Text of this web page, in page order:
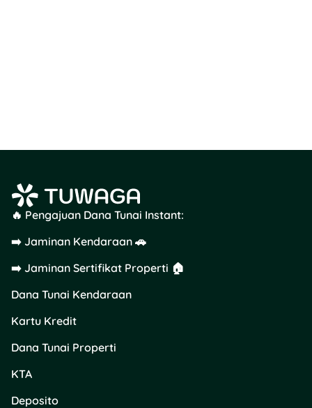
🔥 Pengajuan Dana Tunai Instant:
➡️ Jaminan Kendaraan 🚗
➡️ Jaminan Sertifikat Properti 🏠
Dana Tunai Kendaraan
Kartu Kredit
Dana Tunai Properti
KTA
Deposito